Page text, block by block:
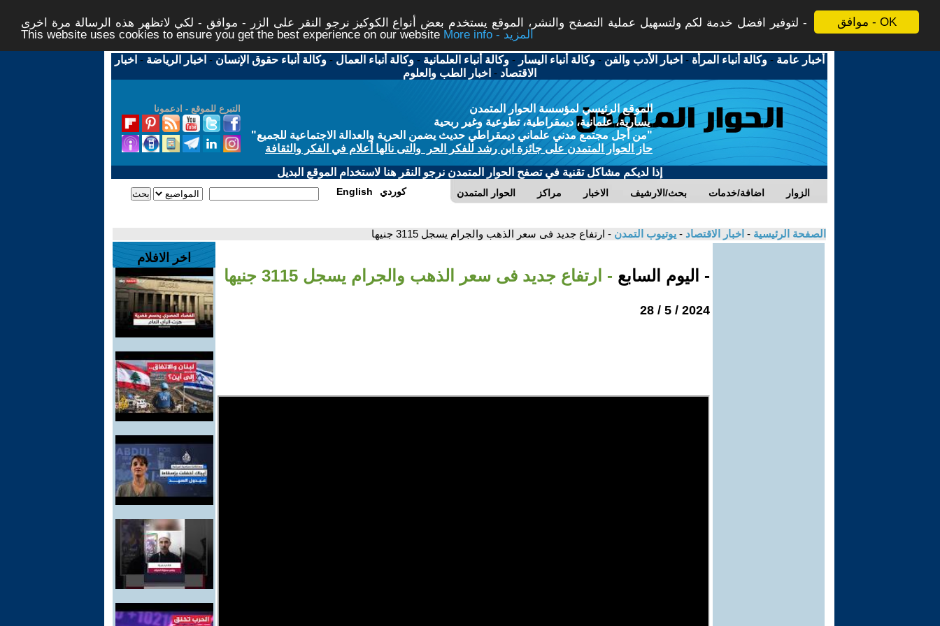
موافق - OK
لتوفير افضل خدمة لكم ولتسهيل عملية التصفح والنشر، الموقع يستخدم بعض أنواع الكوكيز نرجو النقر على الزر - موافق - لكي لاتظهر هذه الرسالة مرة اخرى -
This website uses cookies to ensure you get the best experience on our website
More info - المزيد
أخبار عامة -وكالة أنباء المرأة - اخبار الأدب والفن -وكالة أنباء اليسار -وكالة أنباء العلمانية -وكالة أنباء العمال -وكالة أنباء حقوق الإنسان - اخبار الرياضة - اخبار
الاقتصاد - اخبار الطب والعلوم
التبرع للموقع - ادعمونا
الموقع الرئيسي لمؤسسة الحوار المتمدن
يسارية، علمانية، ديمقراطية، تطوعية وغير ربحية
"من أجل مجتمع مدني علماني ديمقراطي حديث يضمن الحرية والعدالة الاجتماعية للجميع"
حاز الحوار المتمدن على جائزة ابن رشد للفكر الحر والتى نالها أعلام في الفكر والثقافة
إذا لديكم مشاكل تقنية في تصفح الحوار المتمدن نرجو النقر هنا لاستخدام الموقع البديل
الحوار المتمدن مراكز الاخبار بحث/الارشيف اضافة/خدمات الزوار English كوردي
الصفحة الرئيسية - اخبار الاقتصاد - يوتيوب التمدن - ارتفاع جديد فى سعر الذهب والجرام يسجل 3115 جنيها
- اليوم السابع - ارتفاع جديد فى سعر الذهب والجرام يسجل 3115 جنيها
2024 / 5 / 28
اخر الافلام